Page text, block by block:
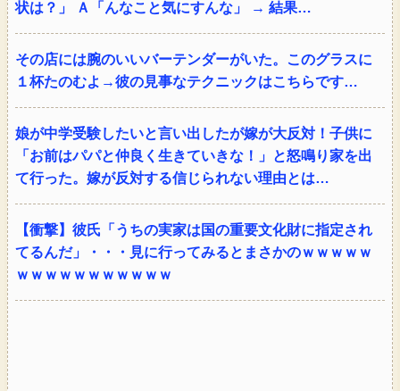
状は？」 Ａ「んなこと気にすんな」 → 結果…
その店には腕のいいバーテンダーがいた。このグラスに
１杯たのむよ→彼の見事なテクニックはこちらです…
娘が中学受験したいと言い出したが嫁が大反対！子供に
「お前はパパと仲良く生きていきな！」と怒鳴り家を出
て行った。嫁が反対する信じられない理由とは…
【衝撃】彼氏「うちの実家は国の重要文化財に指定され
てるんだ」・・・見に行ってみるとまさかのｗｗｗｗｗ
ｗｗｗｗｗｗｗｗｗｗｗ